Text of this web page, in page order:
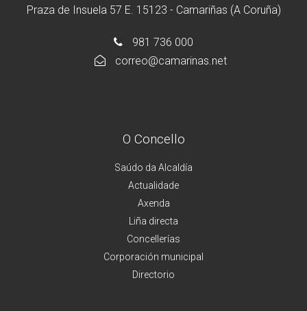
Praza de Insuela 57 E. 15123 - Camariñas (A Coruña)
981 736 000
correo@camarinas.net
O Concello
Saúdo da Alcaldía
Actualidade
Axenda
Liña directa
Concellerías
Corporación municipal
Directorio